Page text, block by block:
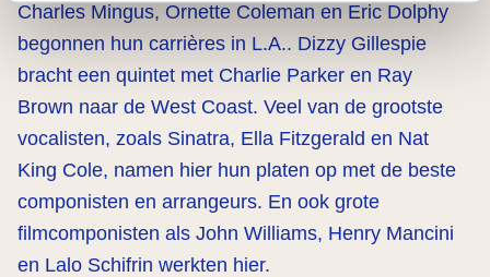
Charles Mingus, Ornette Coleman en Eric Dolphy
begonnen hun carrières in L.A.. Dizzy Gillespie
bracht een quintet met Charlie Parker en Ray
Brown naar de West Coast. Veel van de grootste
vocalisten, zoals Sinatra, Ella Fitzgerald en Nat
King Cole, namen hier hun platen op met de beste
componisten en arrangeurs. En ook grote
filmcomponisten als John Williams, Henry Mancini
en Lalo Schifrin werkten hier.